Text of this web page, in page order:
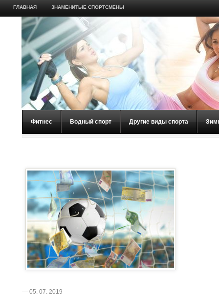
ГЛАВНАЯ ЗНАМЕНИТЫЕ СПОРТСМЕНЫ
Фитнес Водный спорт Другие виды спорта
— 05. 07. 2019